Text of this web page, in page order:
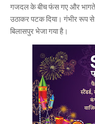
गजदल के बीच फंस गए और भागते
उठाकर पटक दिया। गंभीर रूप से
बिलासपुर भेजा गया है।